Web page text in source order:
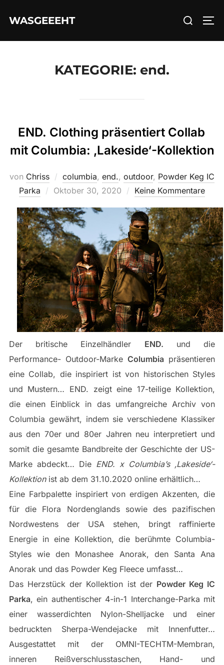
InhaltWASGEEEHT
Suchen
KATEGORIE: end.
END. Clothing präsentiert Collab
mit Columbia: ‚Lakeside‘-Kollektion
von Chriss columbia, end., outdoor, Powder Keg IC
Parka
Veröffentlicht
Oktober 30, 2020 Keine Kommentare
Der britische Einzelhändler END. und die
Performance- Outdoor-MarkeColumbia präsentieren
eine Collab, die inspiriert ist von historischen Styles
und Mustern… END. zeigt eine 17-teilige Kollektion,
die einen Einblick in das umfangreiche Archiv von
Columbia gewährt, indem sie verschiedene Klassiker
aus den 70er und 80er Jahren neu interpretiert und
somit die gesamte Bandbreite der Geschichte der US-
Marke abdeckt… Die END. x Columbia’s ‚Lakeside‘-
Kollektionist ab dem 31.10.2020 online erhältlich…
Eine Farbpalette inspiriert von erdigen Akzenten, die
für die Flora Nordenglands sowie des pazifischen
Nordwestens der USA stehen, bringt raffinierte
Energie in eine Kollektion, die berühmte Columbia-
Styles wie den Monashee Anorak, den Santa Ana
Anorak und das Powder Keg Fleece umfasst…
Das Herzstück der Kollektion ist der Powder Keg IC
Parka, ein authentischer 4-in-1 Interchange-Parka mit
einer wasserdichten Nylon-Shelljacke und einer
bedruckten Sherpa-Wendejacke mit Innenfutter…
Ausgestattet mit der OMNI-TECHTM-Membran,
inneren Reißverschlusstaschen, Hand- und